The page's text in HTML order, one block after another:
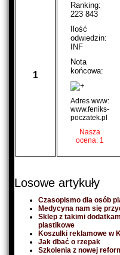
1
Ranking:
223 843
Ilość
odwiedzin:
INF
Nota
końcowa:
Adres www:
www.feniks-
poczatek.pl
Nasza
ocena: 1
Losowe artykuły
Czasopismo dla osób
Medycyna nam się
Sklep z takimi
plastikowe
Koszulki reklamowe w
Jak dbać o rzepak
Szkolenia z nowej